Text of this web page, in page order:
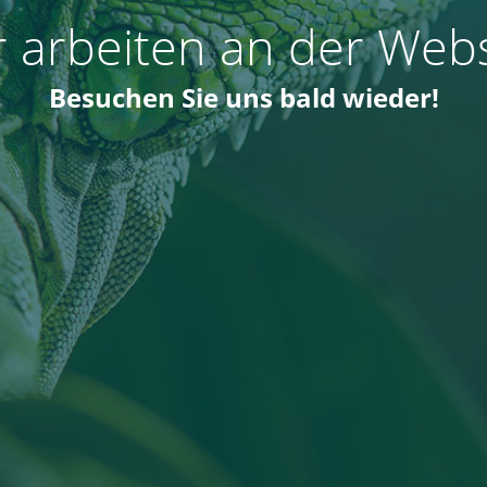
arbeiten an der
Besuchen Sie uns bald wieder!